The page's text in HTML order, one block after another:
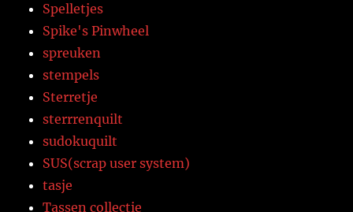
Spelletjes
Spike's Pinwheel
spreuken
stempels
Sterretje
sterrrenquilt
sudokuquilt
SUS(scrap user system)
tasje
Tassen collectie